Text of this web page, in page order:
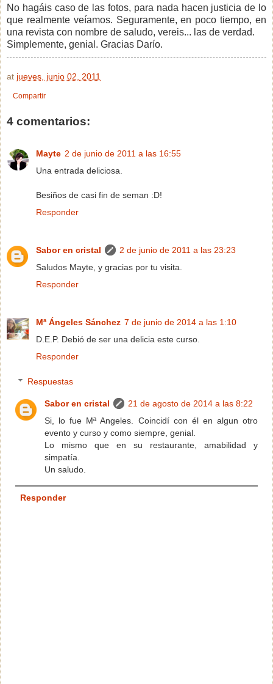
No hagáis caso de las fotos, para nada hacen justicia de lo
que realmente veíamos. Seguramente, en poco tiempo, en
una revista con nombre de saludo, vereis... las de verdad.
Simplemente, genial. Gracias Darío.
at jueves, junio 02, 2011
Compartir
4 comentarios:
Mayte 2 de junio de 2011 a las 16:55
Una entrada deliciosa.
Besiños de casi fin de seman :D!
Responder
Sabor en cristal
2 de junio de 2011 a las 23:23
Saludos Mayte, y gracias por tu visita.
Responder
Mª Ángeles Sánchez 7 de junio de 2014 a las 1:10
D.E.P. Debió de ser una delicia este curso.
Responder
Respuestas
Sabor en cristal
21 de agosto de 2014 a las 8:22
Si, lo fue Mª Angeles. Coincidí con él en algun otro
evento y curso y como siempre, genial.
Lo mismo que en su restaurante, amabilidad y
simpatía.
Un saludo.
Responder